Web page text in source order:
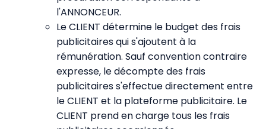
l'ANNONCEUR.
Le CLIENT détermine le budget des frais
publicitaires qui s'ajoutent à la
rémunération. Sauf convention contraire
expresse, le décompte des frais
publicitaires s'effectue directement entre
le CLIENT et la plateforme publicitaire. Le
CLIENT prend en charge tous les frais